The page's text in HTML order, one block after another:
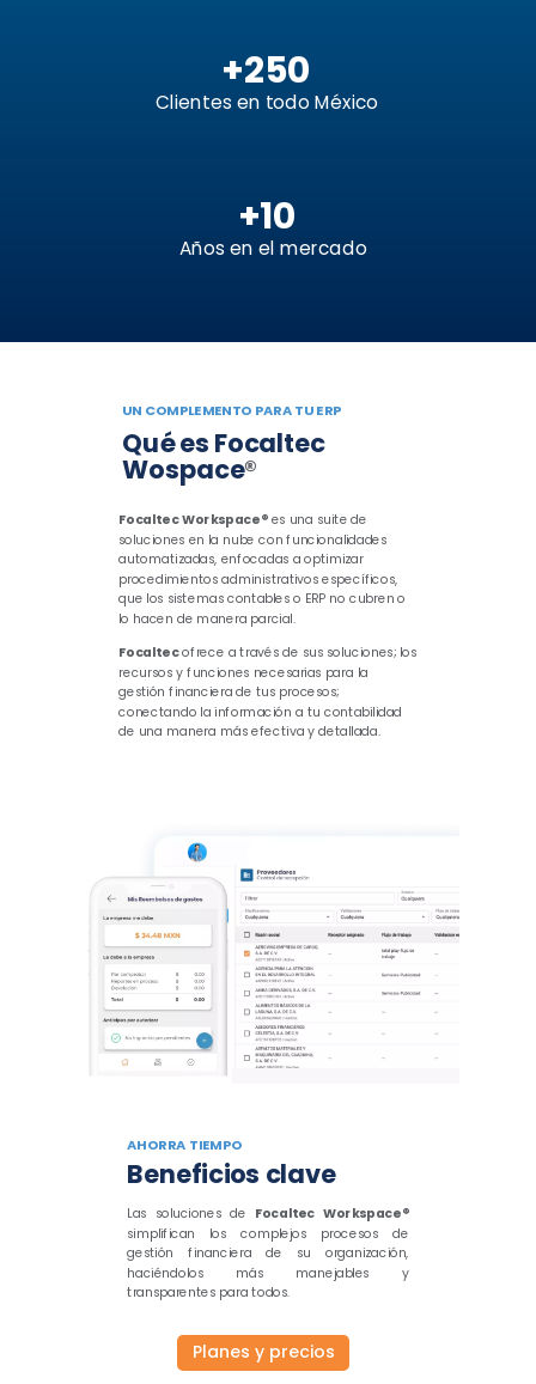
AHORRA TIEMPO
Beneficios clave
Las soluciones de Focaltec Workspace®
simplifican los complejos procesos de
gestión financiera de su organización,
haciéndolos más manejables y
transparentes para todos.
Planes y precios
UN COMPLEMENTO PARA TU ERP
Qué es Focaltec
Wospace®
Focaltec Workspace®es una suite de
soluciones en la nube con funcionalidades
automatizadas, enfocadas a optimizar
procedimientos administrativos específicos,
que los sistemas contables o ERP no cubren o
lo hacen de manera parcial.
Focaltecofrece a través de sus soluciones; los
recursos y funciones necesarias para la
gestión financiera de tus procesos;
conectando la información a tu contabilidad
de una manera más efectiva y detallada.
+250
Clientes en todo México
+10
Años en el mercado